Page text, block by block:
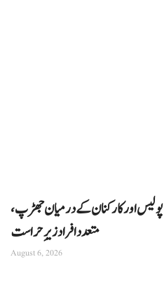
پولیس اور کارکنان کے درمیان جھڑپ،
متعدد افراد زیرِ حراست
August 6, 2026